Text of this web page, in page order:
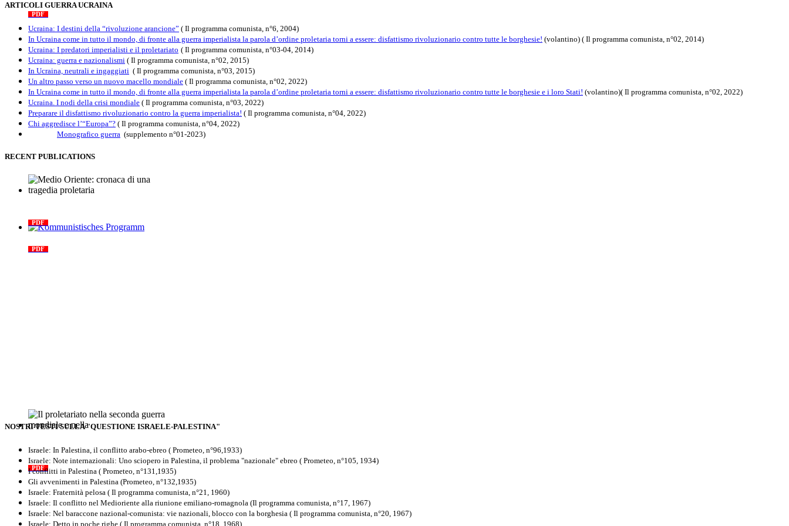
The internationalist
PDF
PDF
ARTICOLI GUERRA UCRAINA
Ucraina: I destini della “rivoluzione arancione” ( Il programma comunista, n°6, 2004)
In Ucraina come in tutto il mondo, di fronte alla guerra imperialista la parola d’ordine proletaria torni a essere: disfattismo rivoluzionario contro tutte le borghesie! (volantino) ( Il programma comunista, n°02, 2014)
Ucraina: I predatori imperialisti e il proletariato ( Il programma comunista, n°03-04, 2014)
Ucraina: guerra e nazionalismi ( Il programma comunista, n°02, 2015)
In Ucraina, neutrali e ingaggiati ( Il programma comunista, n°03, 2015)
Un altro passo verso un nuovo macello mondiale ( Il programma comunista, n°02, 2022)
In Ucraina come in tutto il mondo, di fronte alla guerra imperialista la parola d’ordine proletaria torni a essere: disfattismo rivoluzionario contro tutte le borghesie e i loro Stati! (volantino)( Il programma comunista, n°02, 2022)
Ucraina. I nodi della crisi mondiale ( Il programma comunista, n°03, 2022)
Preparare il disfattismo rivoluzionario contro la guerra imperialista! ( Il programma comunista, n°04, 2022)
Chi aggredisce l’“Europa”? ( Il programma comunista, n°04, 2022)
Monografico guerra (supplemento n°01-2023)
RECENT PUBLICATIONS
PDF
mondiale e nella "Resistenza"
antifascista
PDF Quaderno n°4 (nuova edizione 2021)
NOSTRI TESTI SULLA "QUESTIONE ISRAELE-PALESTINA"
Israele: In Palestina, il conflitto arabo-ebreo ( Prometeo, n°96,1933)
Israele: Note internazionali: Uno sciopero in Palestina, il problema "nazionale" ebreo ( Prometeo, n°105, 1934)
I conflitti in Palestina ( Prometeo, n°131,1935)
Gli avvenimenti in Palestina (Prometeo, n°132,1935)
Israele: Fraternità pelosa ( Il programma comunista, n°21, 1960)
Israele: Il conflitto nel Medioriente alla riunione emiliano-romagnola (Il programma comunista, n°17, 1967)
Israele: Nel baraccone nazional-comunista: vie nazionali, blocco con la borghesia ( Il programma comunista, n°20, 1967)
Israele: Detto in poche righe ( Il programma comunista, n°18, 1968)